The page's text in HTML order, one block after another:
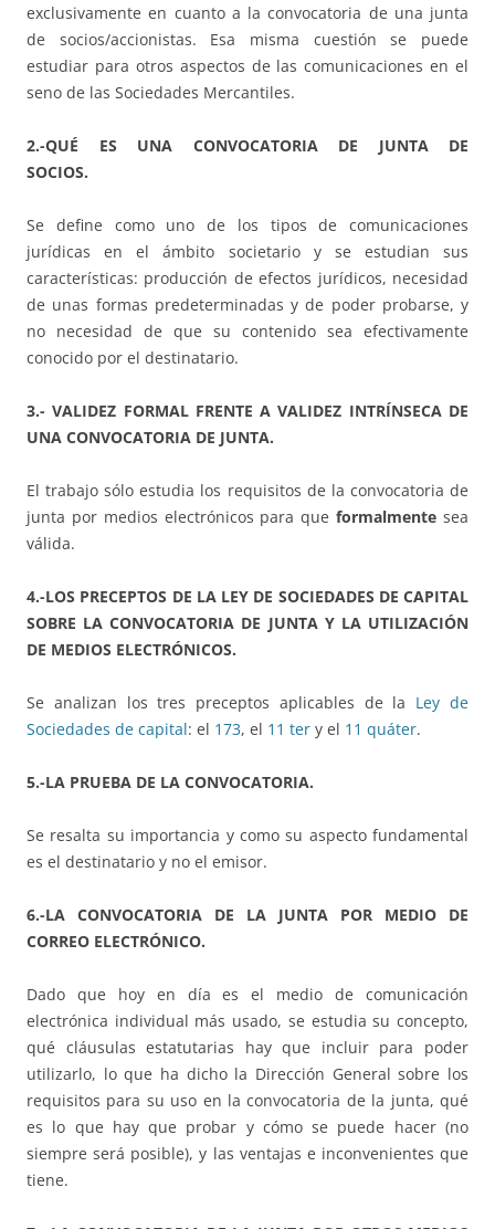
exclusivamente en cuanto a la convocatoria de una junta
de socios/accionistas. Esa misma cuestión se puede
estudiar para otros aspectos de las comunicaciones en el
seno de las Sociedades Mercantiles.
2.-QUÉ ES UNA CONVOCATORIA DE JUNTA DE
SOCIOS.
Se define como uno de los tipos de comunicaciones
jurídicas en el ámbito societario y se estudian sus
características: producción de efectos jurídicos, necesidad
de unas formas predeterminadas y de poder probarse, y
no necesidad de que su contenido sea efectivamente
conocido por el destinatario.
3.- VALIDEZ FORMAL FRENTE A VALIDEZ INTRÍNSECA DE
UNA CONVOCATORIA DE JUNTA.
El trabajo sólo estudia los requisitos de la convocatoria de
junta por medios electrónicos para queformalmente sea
válida.
4.-LOS PRECEPTOS DE LA LEY DE SOCIEDADES DE CAPITAL
SOBRE LA CONVOCATORIA DE JUNTA Y LA UTILIZACIÓN
DE MEDIOS ELECTRÓNICOS.
Se analizan los tres preceptos aplicables de la Ley de
Sociedades de capital: el 173, el 11 ter y el 11 quáter.
5.-LA PRUEBA DE LA CONVOCATORIA.
Se resalta su importancia y como su aspecto fundamental
es el destinatario y no el emisor.
6.-LA CONVOCATORIA DE LA JUNTA POR MEDIO DE
CORREO ELECTRÓNICO.
Dado que hoy en día es el medio de comunicación
electrónica individual más usado, se estudia su concepto,
qué cláusulas estatutarias hay que incluir para poder
utilizarlo, lo que ha dicho la Dirección General sobre los
requisitos para su uso en la convocatoria de la junta, qué
es lo que hay que probar y cómo se puede hacer (no
siempre será posible), y las ventajas e inconvenientes que
tiene.